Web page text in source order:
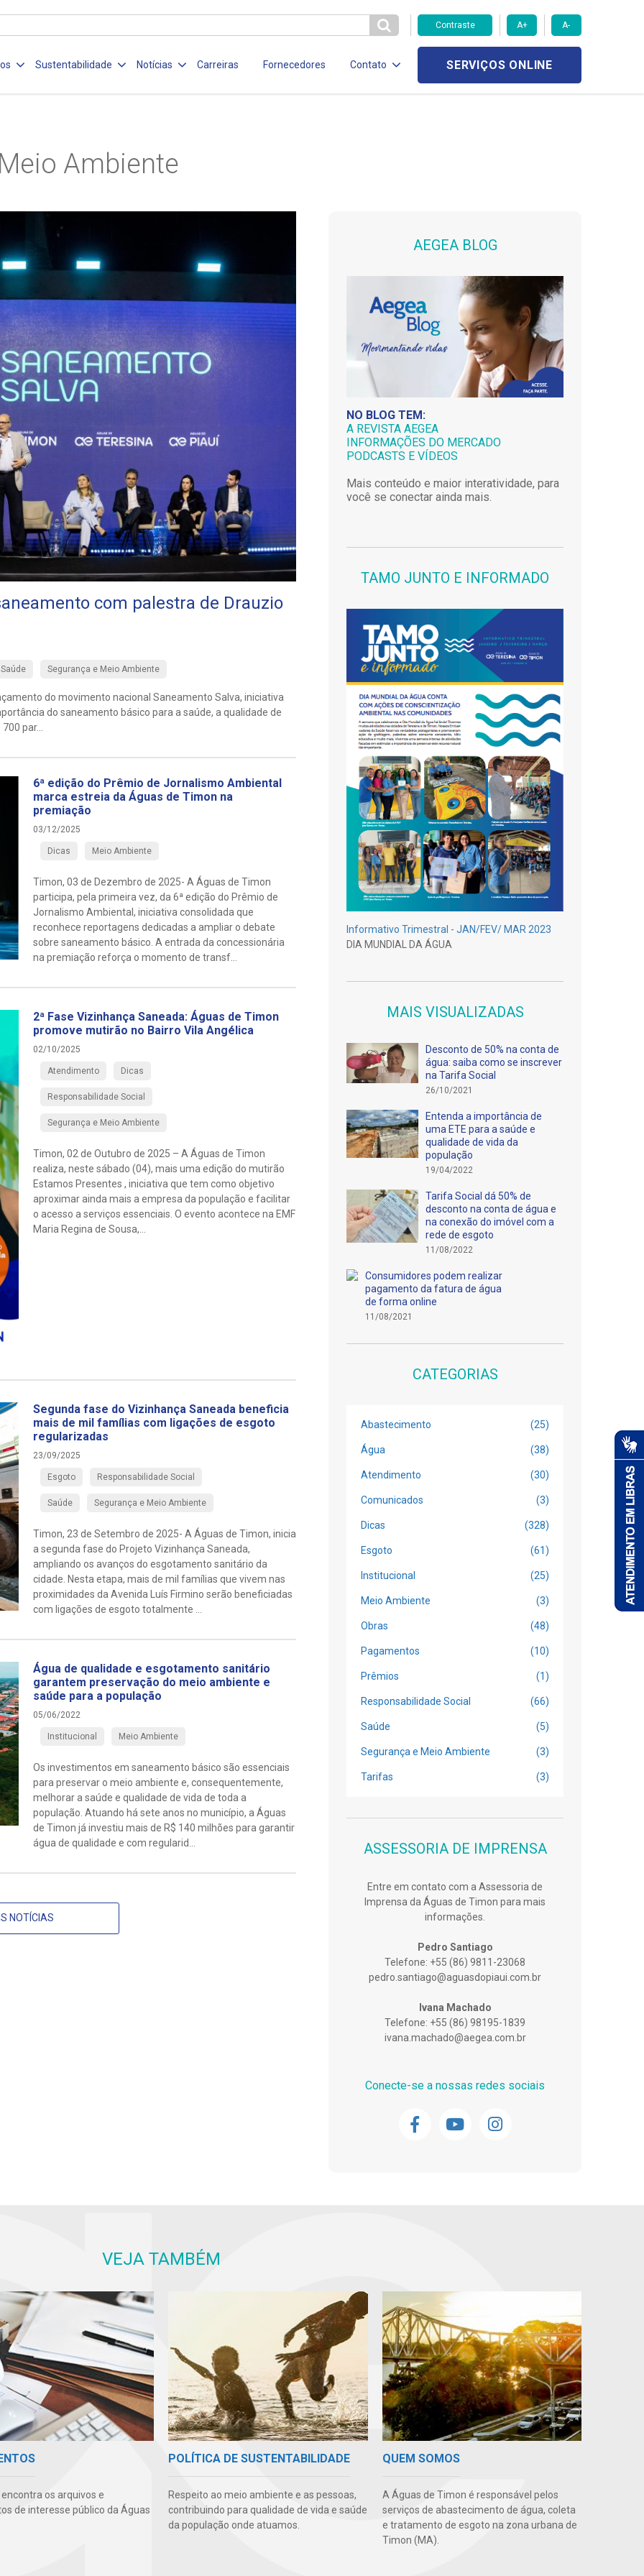
Contraste A+ A-
Sustentabilidade Notícias Carreiras Fornecedores Contato SERVIÇOS ONLINE
Ambiente
com palestra de Drauzio
Saúde Segurança e Meio Ambiente
do movimento nacional Saneamento Salva, iniciativa
do saneamento básico para a saúde, a qualidade de
par...
6ª edição do Prêmio de Jornalismo Ambiental
marca estreia da Águas de Timon na
premiação
03/12/2025
Dicas Meio Ambiente
Timon, 03 de Dezembro de 2025- A Águas de Timon
participa, pela primeira vez, da 6ª edição do Prêmio de
Jornalismo Ambiental, iniciativa consolidada que
reconhece reportagens dedicadas a ampliar o debate
sobre saneamento básico. A entrada da concessionária
na premiação reforça o momento de transf...
2ª Fase Vizinhança Saneada: Águas de Timon
promove mutirão no Bairro Vila Angélica
02/10/2025
Atendimento Dicas
Responsabilidade Social
Segurança e Meio Ambiente
Timon, 02 de Outubro de 2025 – A Águas de Timon
realiza, neste sábado (04), mais uma edição do mutirão
Estamos Presentes , iniciativa que tem como objetivo
aproximar ainda mais a empresa da população e facilitar
o acesso a serviços essenciais. O evento acontece na EMF
Maria Regina de Sousa,...
Segunda fase do Vizinhança Saneada beneficia
mais de mil famílias com ligações de esgoto
regularizadas
23/09/2025
Esgoto Responsabilidade Social
Saúde Segurança e Meio Ambiente
Timon, 23 de Setembro de 2025- A Águas de Timon, inicia
a segunda fase do Projeto Vizinhança Saneada,
ampliando os avanços do esgotamento sanitário da
cidade. Nesta etapa, mais de mil famílias que vivem nas
proximidades da Avenida Luís Firmino serão beneficiadas
com ligações de esgoto totalmente ...
Água de qualidade e esgotamento sanitário
garantem preservação do meio ambiente e
saúde para a população
05/06/2022
Institucional Meio Ambiente
Os investimentos em saneamento básico são essenciais
para preservar o meio ambiente e, consequentemente,
melhorar a saúde e qualidade de vida de toda a
população. Atuando há sete anos no município, a Águas
de Timon já investiu mais de R$ 140 milhões para garantir
água de qualidade e com regularid...
NOTÍCIAS
AEGEA BLOG
NO BLOG TEM:
A REVISTA AEGEA
INFORMAÇÕES DO MERCADO
PODCASTS E VÍDEOS
Mais conteúdo e maior interatividade, para
você se conectar ainda mais.
TAMO JUNTO E INFORMADO
Informativo Trimestral - JAN/FEV/ MAR 2023
DIA MUNDIAL DA ÁGUA
MAIS VISUALIZADAS
Desconto de 50% na conta de
água: saiba como se inscrever
na Tarifa Social
26/10/2021
Entenda a importância de
uma ETE para a saúde e
qualidade de vida da
população
19/04/2022
Tarifa Social dá 50% de
desconto na conta de água e
na conexão do imóvel com a
rede de esgoto
11/08/2022
Consumidores podem realizar
pagamento da fatura de água
de forma online
11/08/2021
CATEGORIAS
Abastecimento (25)
Água (38)
Atendimento (30)
Comunicados (3)
Dicas (328)
Esgoto (61)
Institucional (25)
Meio Ambiente (3)
Obras (48)
Pagamentos (10)
Prêmios (1)
Responsabilidade Social (66)
Saúde (5)
Segurança e Meio Ambiente (3)
Tarifas (3)
ASSESSORIA DE IMPRENSA
Entre em contato com a Assessoria de
Imprensa da Águas de Timon para mais
informações.
Pedro Santiago
Telefone: +55 (86) 9811-23068
pedro.santiago@aguasdopiaui.com.br
Ivana Machado
Telefone: +55 (86) 98195-1839
ivana.machado@aegea.com.br
Conecte-se a nossas redes sociais
VEJA TAMBÉM
os arquivos e
de interesse público da Águas
POLÍTICA DE SUSTENTABILIDADE
Respeito ao meio ambiente e as pessoas,
contribuindo para qualidade de vida e saúde
da população onde atuamos.
QUEM SOMOS
A Águas de Timon é responsável pelos
serviços de abastecimento de água, coleta
e tratamento de esgoto na zona urbana de
Timon (MA).